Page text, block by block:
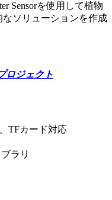
Sensorを使用して植物
ソリューションを作成
ロジェクト
TFカード対応
ラリ